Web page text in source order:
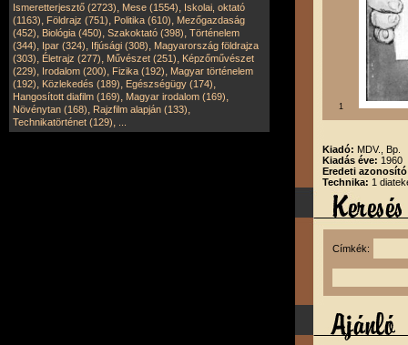
Ismeretterjesztő (2723), Mese (1554), Iskolai, oktató
(1163), Földrajz (751), Politika (610), Mezőgazdaság
(452), Biológia (450), Szakoktató (398), Történelem
(344), Ipar (324), Ifjúsági (308), Magyarország földrajza
(303), Életrajz (277), Művészet (251), Képzőművészet
(229), Irodalom (200), Fizika (192), Magyar történelem
(192), Közlekedés (189), Egészségügy (174),
Hangosított diafilm (169), Magyar irodalom (169),
Növénytan (168), Rajzfilm alapján (133),
Technikatörténet (129),
1
Kiadó: MDV., Bp.
Kiadás éve: 1960
Eredeti
Technika: 1
Címkék: